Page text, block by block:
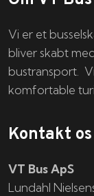
Vi er et
bliver skabt
bustransport.
komfortable
Kontakt os
VT Bus ApS
​​​Lundahl